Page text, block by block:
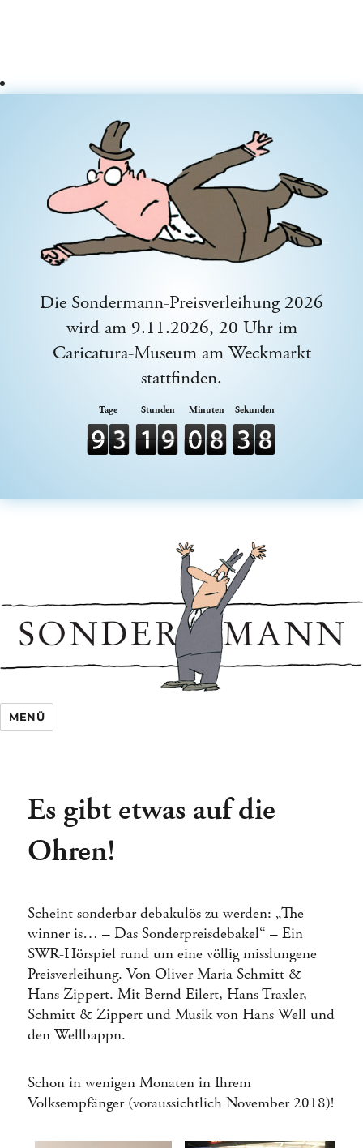
Die Sondermann-Preisverleihung 2026
wird am 9.11.2026, 20 Uhr im
Caricatura-Museum am Weckmarkt
stattfinden.
Tage
Sondermann e.V.
MENÜ
Es gibt etwas auf die
Ohren!
Scheint sonderbar debakulös zu werden: „The
winner is… – Das Sonderpreisdebakel“ – Ein
SWR-Hörspiel rund um eine völlig misslungene
Preisverleihung. Von Oliver Maria Schmitt &
Hans Zippert. Mit Bernd Eilert, Hans Traxler,
Schmitt & Zippert und Musik von Hans Well und
den Wellbappn.
Schon in wenigen Monaten in Ihrem
Volksempfänger (voraussichtlich November 2018)!